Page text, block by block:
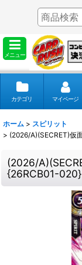
メニュー
カテゴリ マイページ
ホーム > スピリット
> (2026/A)(SECRET)仮
(2026/
{26RCB01-020}